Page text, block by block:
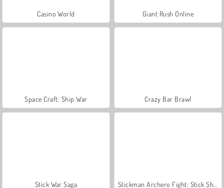
Casino World Giant Rush Online
Space Craft: Ship War Crazy Bar Brawl
Stick War Saga